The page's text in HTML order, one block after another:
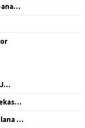
ana…
J…
…